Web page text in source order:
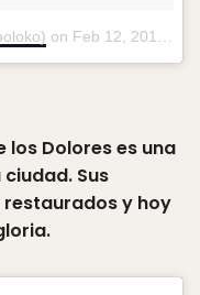
on Feb 12, 2018 at 4:15pm PST
los Dolores es una
Sus
y hoy